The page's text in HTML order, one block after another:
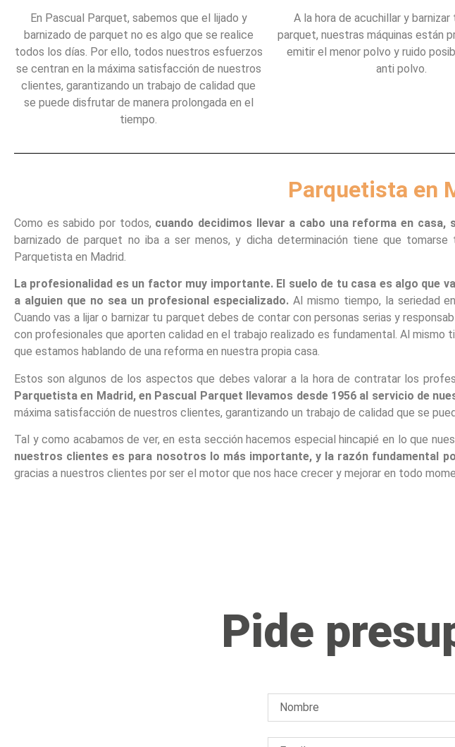
En Pascual Parquet, sabemos que el lijado y
barnizado de parquet no es algo que se realice
todos los días. Por ello, todos nuestros esfuerzos
se centran en la máxima satisfacción de nuestros
clientes, garantizando un trabajo de calidad que
se puede disfrutar de manera prolongada en el
tiempo.
A la hora de acuchillar y
parquet, nuestras máquinas están
emitir el menor polvo y ruido
anti polvo.
Parquetista en
Como es sabido por todos, cuando decidimos llevar a cabo una reforma en
barnizado de parquet no iba a ser menos, y dicha determinación tiene que
Parquetista en Madrid.
La profesionalidad es un factor muy importante. El suelo de tu casa es algo que
a alguien que no sea un profesional especializado.Al mismo tiempo, la seriedad
Cuando vas a lijar o barnizar tu parquet debes de contar con personas serias y
con profesionales que aporten calidad en el trabajo realizado es fundamental. Al
que estamos hablando de una reforma en nuestra propia casa.
Estos son algunos de los aspectos que debes valorar a la hora de contratar los
Parquetista en Madrid, en Pascual Parquet llevamos desde 1956 al servicio de
máxima satisfacción de nuestros clientes, garantizando un trabajo de calidad que se
Tal y como acabamos de ver, en esta sección hacemos especial hincapié en lo que
nuestros clientes es para nosotros lo más importante, y la razón fundamental
gracias a nuestros clientes por ser el motor que nos hace crecer y mejorar en todo
Pide